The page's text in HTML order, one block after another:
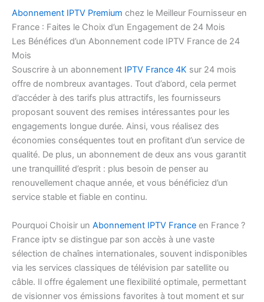
Abonnement IPTV Premium chez le Meilleur Fournisseur en
France : Faites le Choix d’un Engagement de 24 Mois
Les Bénéfices d’un Abonnement code IPTV France de 24
Mois
Souscrire à un abonnement IPTV France 4K sur 24 mois
offre de nombreux avantages. Tout d’abord, cela permet
d’accéder à des tarifs plus attractifs, les fournisseurs
proposant souvent des remises intéressantes pour les
engagements longue durée. Ainsi, vous réalisez des
économies conséquentes tout en profitant d’un service de
qualité. De plus, un abonnement de deux ans vous garantit
une tranquillité d’esprit : plus besoin de penser au
renouvellement chaque année, et vous bénéficiez d’un
service stable et fiable en continu.
Pourquoi Choisir un Abonnement IPTV France en France ?
France iptv se distingue par son accès à une vaste
sélection de chaînes internationales, souvent indisponibles
via les services classiques de télévision par satellite ou
câble. Il offre également une flexibilité optimale, permettant
de visionner vos émissions favorites à tout moment et sur